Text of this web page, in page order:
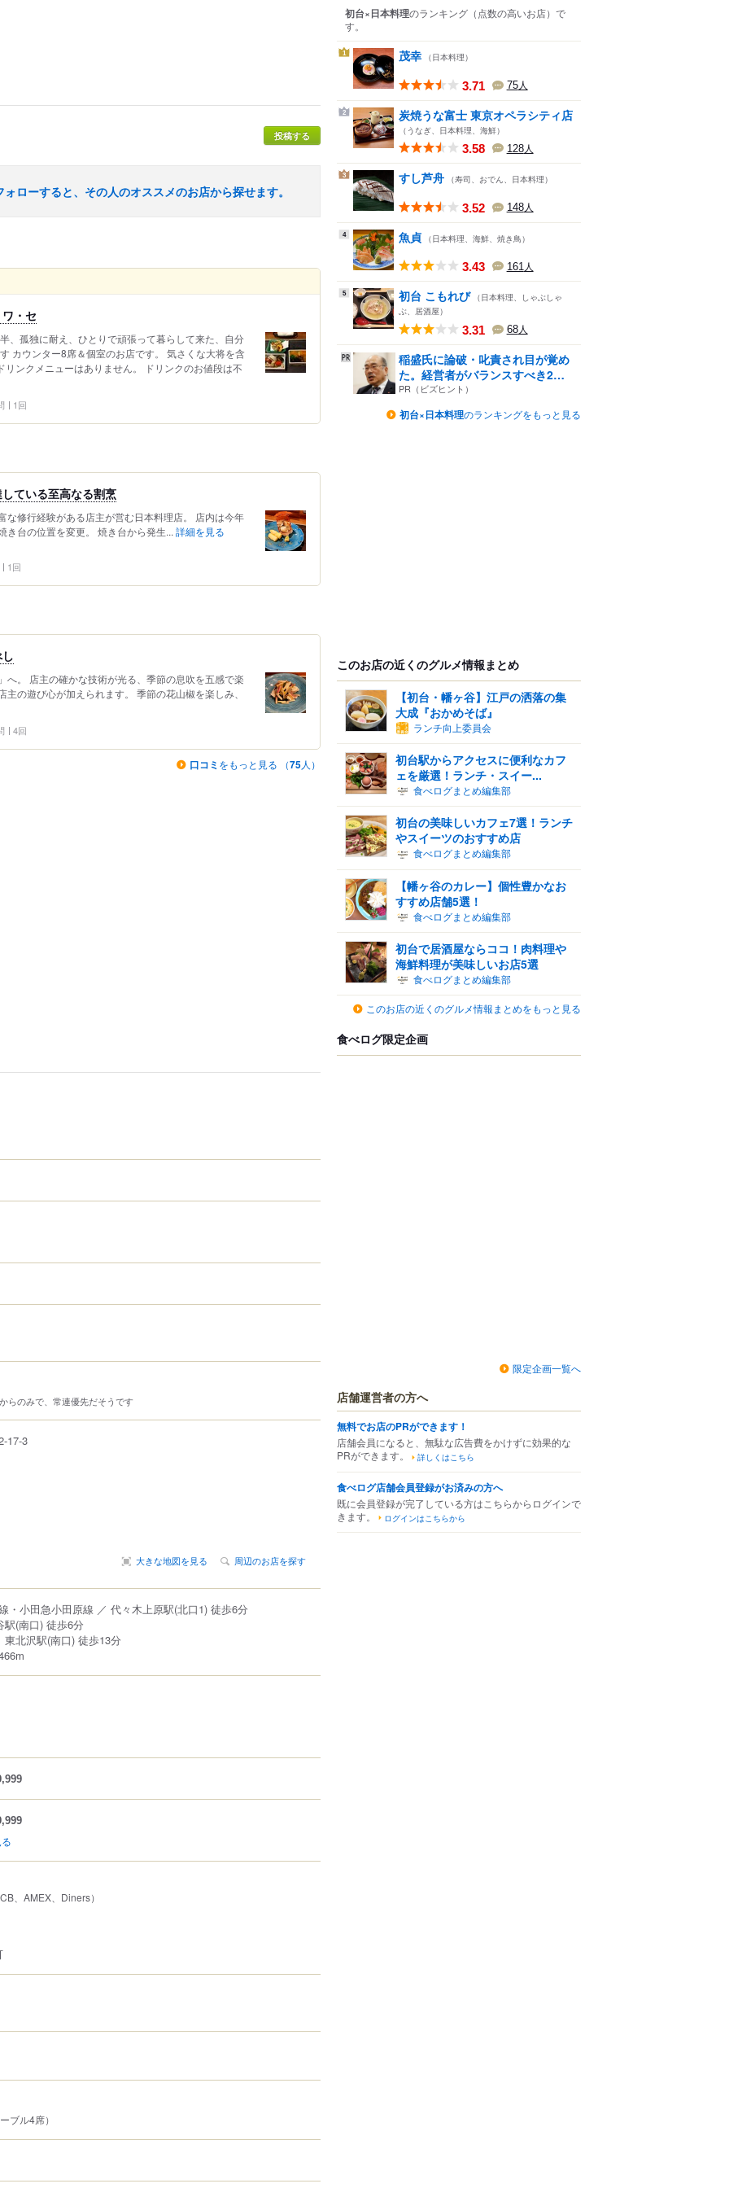
投稿する
ローすると、その人のオススメのお店から探せます。
・セ
、孤独に耐え、ひとりで頑張って暮らして来た、自分
カウンター8席＆個室のお店です。 気さくな大将を含
ンクメニューはありません。 ドリンクのお値段は不
1回
ている至高なる割烹
な修行経験がある店主が営む日本料理店。 店内は今年
き台の位置を変更。 焼き台から発生... 詳細を見る
1回
へ。 店主の確かな技術が光る、季節の息吹を五感で楽
の遊び心が加えられます。 季節の花山椒を楽しみ、
4回
口コミ をもっと見る （75人）
らのみで、常連優先だそうです
17-3
大きな地図を見る 周辺のお店を探す
・小田急小田原線 ／ 代々木上原駅(北口1) 徒歩6分
(南口) 徒歩6分
北沢駅(南口) 徒歩13分
、AMEX、Diners）
ブル4席）
初台×日本料理のランキング （点数の高いお店） で
す。
1 茂幸 （日本料理）
3.71 75人
2 炭焼うな富士 東京オペラシティ店
（うなぎ、日本料理、海鮮）
3.58 128人
3 すし芦舟 （寿司、おでん、日本料理）
3.52 148人
4 魚貞 （日本料理、海鮮、焼き鳥）
3.43 161 人
5 初台 こもれび （日本料理、しゃぶしゃ
ぶ、居酒屋）
3.31 68人
稲盛氏に論破・叱責され目が覚め
た。経営者がバランスすべき2
つ...
PR（ビズヒント）
初台×日本料理のランキングをもっと見る
このお店の近くのグルメ情報まとめ
【初台・幡ヶ谷】江戸の洒落の集
大成『おかめそば』
ランチ向上委員会
初台駅からアクセスに便利なカフ
ェを厳選！ランチ・スイー...
食べログまとめ編集部
初台の美味しいカフェ7選！ランチ
やスイーツのおすすめ店
食べログまとめ編集部
【幡ヶ谷のカレー】個性豊かなお
すすめ店舗5選！
食べログまとめ編集部
初台で居酒屋ならココ！肉料理や
海鮮料理が美味しいお店5選
食べログまとめ編集部
このお店の近くのグルメ情報まとめをもっと見る
食べログ限定企画
限定企画一覧へ
店舗運営者の方へ
無料でお店のPRができます！
店舗会員になると、無駄な広告費をかけずに効果的な
PRができます。
詳しくはこちら
食べログ店舗会員登録がお済みの方へ
既に会員登録が完了している方はこちらからログインで
きます。
ログインはこちらから